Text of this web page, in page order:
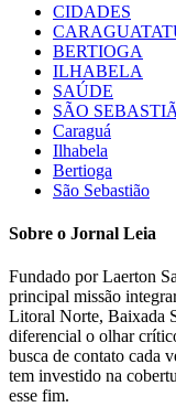
CIDADES
BERTIOGA
ILHABELA
SAÚDE
SÃO
Caraguá
Ilhabela
Bertioga
São Sebastião
Sobre o Jornal Leia
Fundado por Laerton
principal missão
Litoral Norte, Baixada
diferencial o olhar
busca de contato cada
tem investido na
esse fim.